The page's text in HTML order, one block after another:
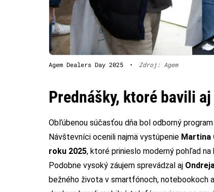
Agem Dealers Day 2025 • Zdroj: Agem
Prednášky, ktoré bavili
Obľúbenou súčasťou dňa bol odborný
Návštevníci ocenili najmä vystúpenie Martina
roku 2025, ktoré prinieslo moderný pohľad
Podobne vysoký záujem sprevádzal aj
bežného života v smartfónoch, notebookoch